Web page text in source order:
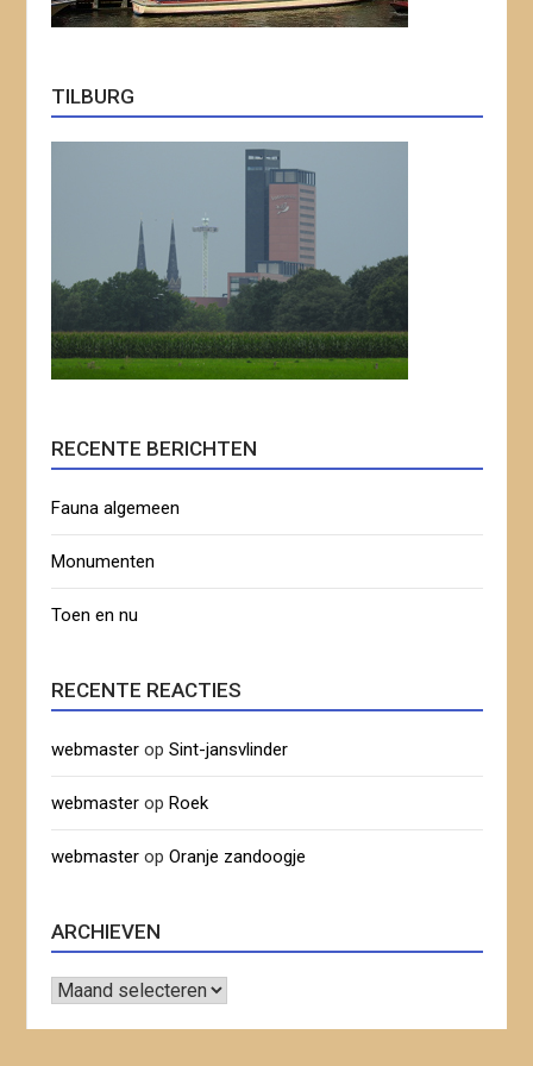
TILBURG
RECENTE BERICHTEN
Fauna algemeen
Monumenten
Toen en nu
RECENTE REACTIES
webmaster opSint-jansvlinder
webmaster opRoek
webmaster opOranje zandoogje
ARCHIEVEN
Archieven